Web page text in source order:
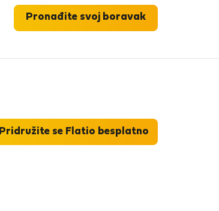
Pronađite svoj boravak
Pridružite se Flatio besplatno